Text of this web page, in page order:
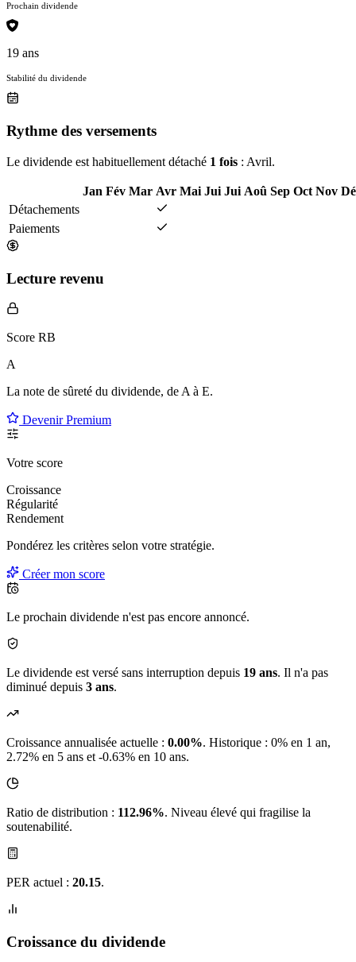
Prochain dividende
19 ans
Stabilité du dividende
Rythme des versements
Le dividende est habituellement détaché 1 fois : Avril.
Jan Fév Mar Avr Mai Jui Jui Aoû Sep Oct Nov
Détachements
Paiements
Lecture revenu
Score RB
A
La note de sûreté du dividende, de A à E.
Devenir Premium
Votre score
Croissance
Régularité
Rendement
Pondérez les critères selon votre stratégie.
Créer mon score
Le prochain dividende n'est pas encore annoncé.
Le dividende est versé sans interruption depuis 19 ans. Il n'a pas
diminué depuis 3 ans.
Croissance annualisée actuelle : 0.00%. Historique : 0% en 1 an,
2.72% en 5 ans et -0.63% en 10 ans.
Ratio de distribution : 112.96%. Niveau élevé qui fragilise la
soutenabilité.
PER actuel : 20.15.
Croissance du dividende